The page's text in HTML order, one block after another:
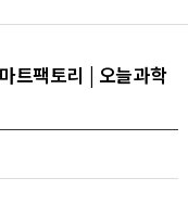
트팩토리 | 오늘과학